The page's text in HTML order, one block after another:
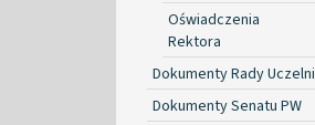
Oświadczenia
Rektora
Dokumenty Rady Uczelni
Dokumenty Senatu PW